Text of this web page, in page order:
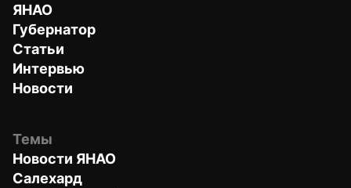
ЯНАО
Губернатор
Статьи
Интервью
Новости
Темы
Новости ЯНАО
Салехард